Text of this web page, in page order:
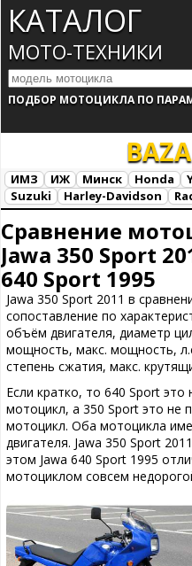
КАТАЛОГ
МОТО-ТЕХНИКИ
ПОДБОР МОТОЦИКЛА ПО
BAZA
ИМЗ ИЖ Минск Honda
Suzuki
Harley-Davidson
Сравнение
Jawa 350 Sport
640 Sport 1995
Jawa 350 Sport 2011 в
сопоставление по
объём двигателя, диаметр
мощность, макс. мощность,
степень сжатия, макс.
Если кратко, то 640 Sport
мотоцикл, а 350 Sport это не
мотоцикл. Оба мотоцикла
двигателя. Jawa 350 Sport
этом Jawa 640 Sport 1995
мотоциклом совсем